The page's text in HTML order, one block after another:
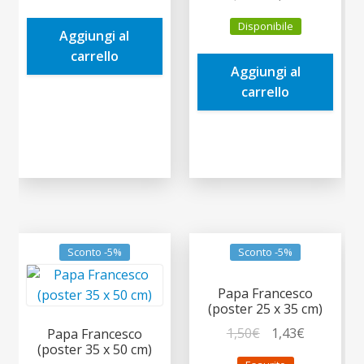
era:
4,50€.
è:
Aggiungi al
carrello
prezzo
originale
era:
1,50€.
è:
Disponibile
Aggiungi al
carrello
Sconto -5%
Papa Francesco
(poster 35 x 50 cm)
Sconto -5%
Papa Francesco
(poster 25 x 35 cm)
1,50€
prezzo
1,43€Il